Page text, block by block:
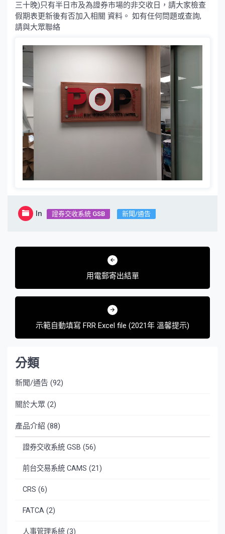
三十晚)只有半日市及為證券市場的非交收日，請大家檢查
假期表更新後有否加入相關 資料。 如有任何問題或查詢,
請與大眾聯絡
In 證券交收系統 GSB 新聞/通告
文
覽
用電郵寄出結單
示範自動填寫 FRR Excel file (2021年 溫馨提示)
分類
新聞/通告 (92)
關於大眾 (2)
產品介紹 (88)
證券交收系統 GSB (56)
前台交易系統 CAMS (21)
CRS (6)
FATCA (2)
人事管理系統 (3)